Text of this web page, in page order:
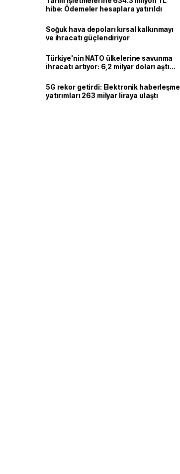
hibe: Ödemeler hesaplara yatırıldı
Soğuk hava depoları kırsal kalkınmayı
ve ihracatı güçlendiriyor
Türkiye'nin NATO ülkelerine savunma
ihracatı artıyor: 6,2 milyar doları aştı
5G rekor getirdi: Elektronik haberleşme
yatırımları 263 milyar liraya ulaştı